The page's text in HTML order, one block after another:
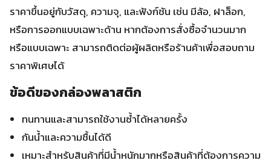
ราคาขึ้นอยู่กับวัสดุ, ความจุ, และฟังก์ชัน เช่น มีล้อ, ฝาล็อก,
หรือการออกแบบเฉพาะด้าน หากต้องการสั่งซื้อจำนวนมาก
หรือแบบเฉพาะ สามารถติดต่อผู้ผลิตหรือร้านค้าเพื่อสอบถาม
ราคาพิเศษได้
ข้อดีของกล่องพลาสติก
ทนทานและสามารถใช้งานซ้ำได้หลายครั้ง
กันน้ำและความชื้นได้ดี
เหมาะสำหรับสินค้าที่มีน้ำหนักมากหรือสินค้าที่ต้องการความ